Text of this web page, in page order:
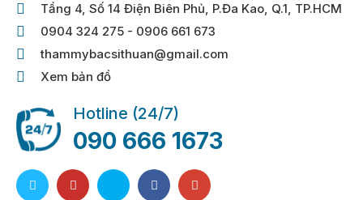
Tầng 4, Số 14 Điện Biên Phủ, P.Đa Kao, Q.1, TP.HCM
0904 324 275 - 0906 661 673
thammybacsithuan@gmail.com
Xem bản đồ
Hotline (24/7)
090 666 1673